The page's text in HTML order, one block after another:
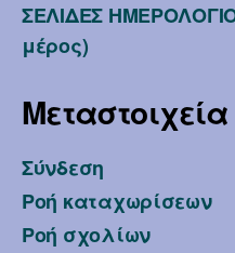
ΣΕΛΙΔΕΣ
μέρος)
Μεταστοιχεία
Σύνδεση
Ροή καταχωρίσεων
Ροή σχολίων